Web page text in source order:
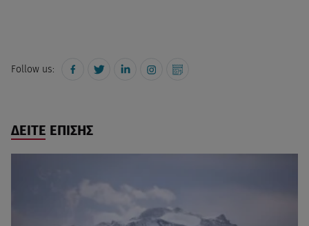
Follow us:
ΔΕΙΤΕ ΕΠΙΣΗΣ